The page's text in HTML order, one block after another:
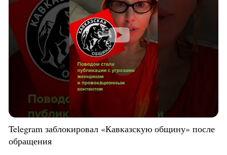
Telegram заблокировал «Кавказскую общину» после
обращения